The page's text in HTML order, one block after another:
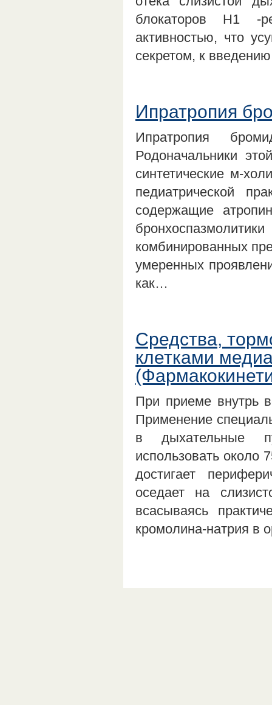
блокаторов H1 -
активностью, что
секретом, к
Ипратропия
Ипратропия
Родоначальники
синтетические м-
педиатрической
содержащие
комбинированных
умеренных
как…
Средства,
клетками
При приеме внутрь
Применение
в дыхательные
использовать около
достигает
оседает на
всасываясь
кромолина-натрия в